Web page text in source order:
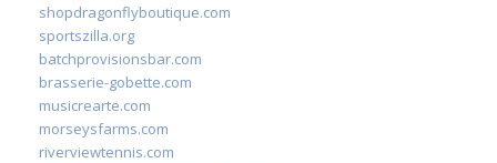
shopdragonflyboutique.com
sportszilla.org
batchprovisionsbar.com
brasserie-gobette.com
musicrearte.com
morseysfarms.com
riverviewtennis.com